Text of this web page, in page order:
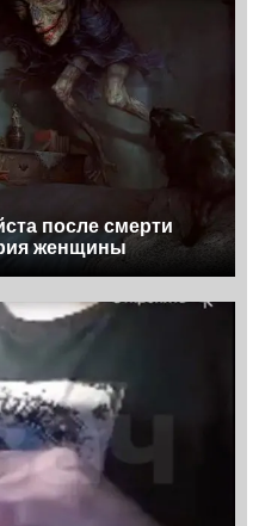
после смерти
женщины